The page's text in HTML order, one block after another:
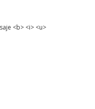
<b> <i> <u>